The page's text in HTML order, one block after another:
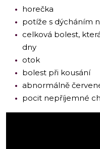
horečka
potíže s dýcháním
celková bolest,
dny
otok
bolest při kousání
abnormálně
pocit nepříjemné